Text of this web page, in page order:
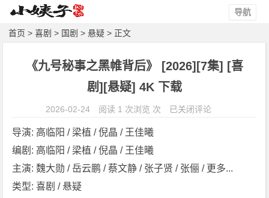
导航
首页 >喜剧 > 国剧 >悬疑 > 正文
《九号秘事之黑帷背后》 [2026][7集] [喜
剧][悬疑] 4K 下载
2026-02-24 阅读 1 次浏览 次
《九
之
已关闭评论
导演: 高临阳 / 梁植 / 倪晶 / 王佳曦
编剧: 高临阳 / 梁植 / 倪晶 / 王佳曦
主演: 魏大勋 / 岳云鹏 / 蔡文静 / 张子贤 / 张俪 / 更多...
类型: 喜剧 / 悬疑